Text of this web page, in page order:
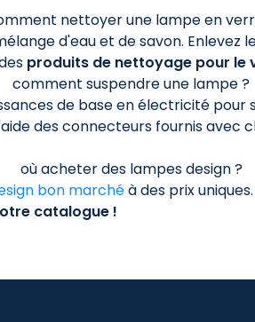
nettoyer une lampe en
d'eau et de savon.
produits de nettoyage pour le
comment suspendre une lampe ?
de base en électricité
des connecteurs fournis avec
où acheter des lampes design ?
bon marchéà des prix
catalogue !